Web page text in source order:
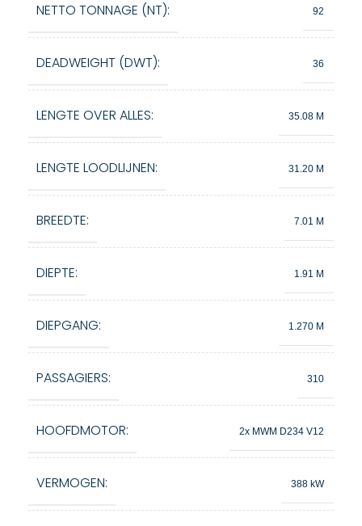
NETTO TONNAGE (NT): 92
DEADWEIGHT (DWT): 36
LENGTE OVER ALLES: 35.08 M
LENGTE LOODLIJNEN: 31.20 M
BREEDTE: 7.01 M
DIEPTE: 1.91 M
DIEPGANG: 1.270 M
PASSAGIERS: 310
HOOFDMOTOR: 2x MWM D234 V12
VERMOGEN: 388 kW